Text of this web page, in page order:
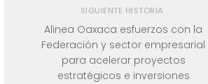
SIGUIENTE HISTORIA
Alinea Oaxaca esfuerzos con la
Federación y sector empresarial
para acelerar proyectos
estratégicos e inversiones